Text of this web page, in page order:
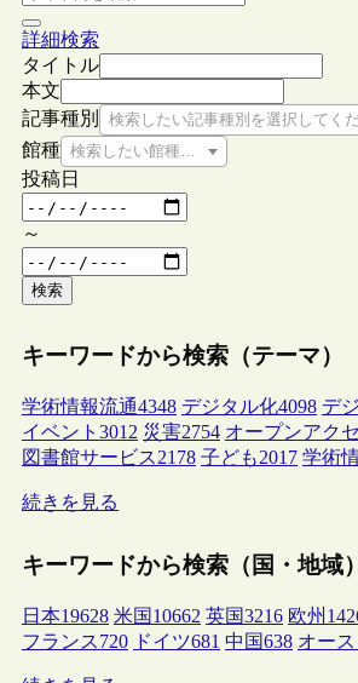
詳細検索
タイトル
本文
記事種別
検索したい記事種別を選択してく
館種 検索したい館種を選択してください
投稿日
～
検索
キーワードから検索（テーマ）
学術情報流通4348 デジタル化4098 デ
イベント 3012 災害2754 オープンアク
図書館サービス2178 子ども2017 学術
続きを見る
キーワードから検索（国・地域）
日本19628 米国 10662 英国3216 欧州
フランス720 ドイツ681 中国638 オー